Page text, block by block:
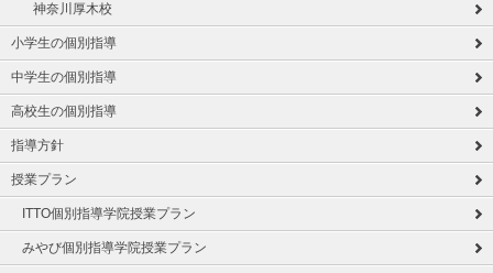
神奈川厚木校
小学生の個別指導
中学生の個別指導
高校生の個別指導
指導方針
授業プラン
ITTO個別指導学院授業プラン
みやび個別指導学院授業プラン